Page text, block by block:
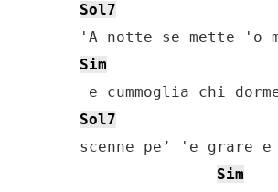
Sol7
Sim
Sol7
scenne pe’ 'e grare e
Sim